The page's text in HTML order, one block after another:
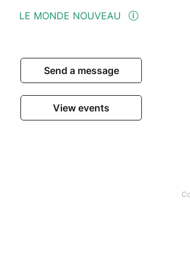
LE MONDE NOUVEAU
Send a message
View events